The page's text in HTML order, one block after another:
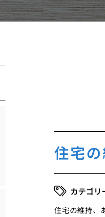
住宅
住宅の維持、